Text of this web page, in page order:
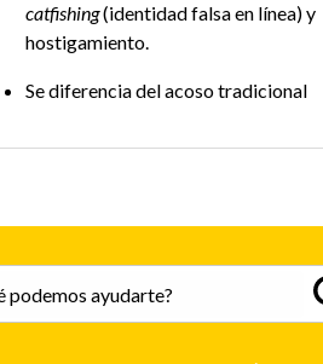
catfishing(identidad falsa en línea) y
hostigamiento.
Se diferencia del acoso tradicional
las 24/7 y dejar un rastro digital que
El ciberacoso puede afectar la salud
depresión, síntomas de trauma,
problemas escolares e incluso ideas